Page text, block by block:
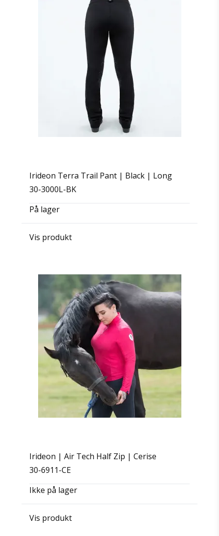
Irideon Terra Trail Pant | Black | Long
30-3000L-BK
På lager
Vis produkt
Irideon | Air Tech Half Zip | Cerise
30-6911-CE
Ikke på lager
Vis produkt